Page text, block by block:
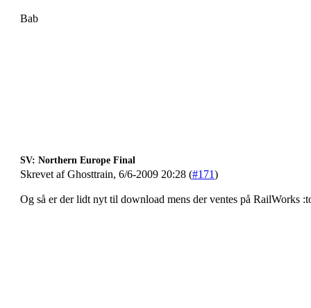
Bab
SV: Northern Europe Final
Skrevet af Ghosttrain, 6/6-2009 20:28 (#171)
Og så er der lidt nyt til download mens der ventes på RailWorks